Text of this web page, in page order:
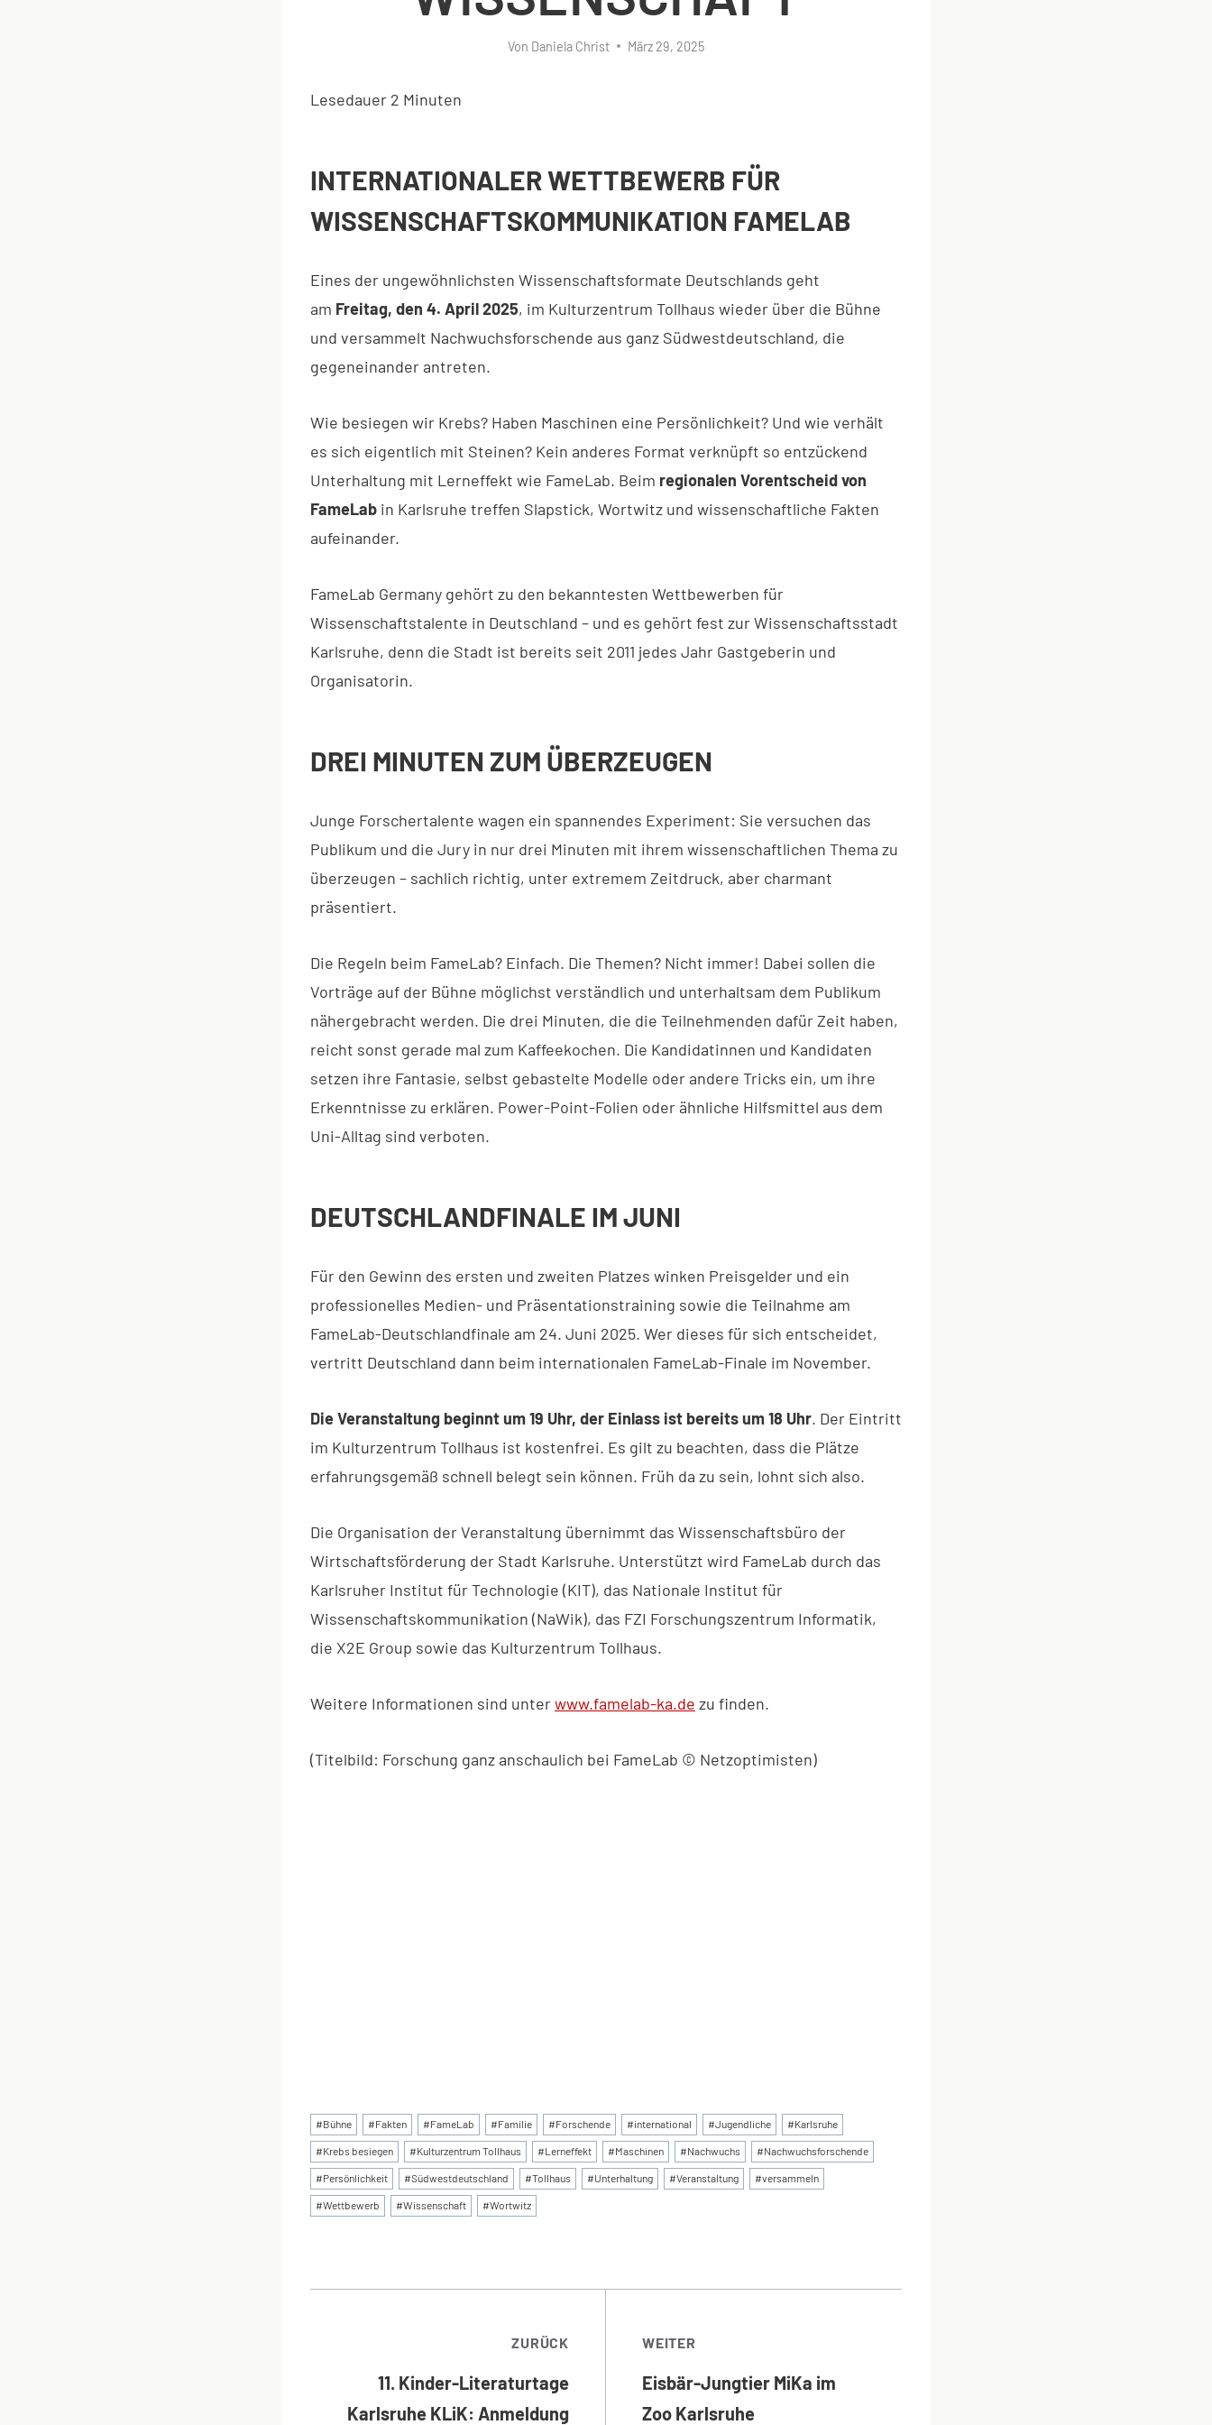
Von Daniela Christ März 29, 2025
Lesedauer 2 Minuten
INTERNATIONALER WETTBEWERB FÜR
WISSENSCHAFTSKOMMUNIKATION FAMELAB
Eines der ungewöhnlichsten Wissenschaftsformate Deutschlands geht
am Freitag, den 4. April 2025, im Kulturzentrum Tollhaus wieder über die Bühne
und versammelt Nachwuchsforschende aus ganz Südwestdeutschland, die
gegeneinander antreten.
Wie besiegen wir Krebs? Haben Maschinen eine Persönlichkeit? Und wie verhält
es sich eigentlich mit Steinen? Kein anderes Format verknüpft so entzückend
Unterhaltung mit Lerneffekt wie FameLab. Beim regionalen Vorentscheid von
FameLab in Karlsruhe treffen Slapstick, Wortwitz und wissenschaftliche Fakten
aufeinander.
FameLab Germany gehört zu den bekanntesten Wettbewerben für
Wissenschaftstalente in Deutschland – und es gehört fest zur Wissenschaftsstadt
Karlsruhe, denn die Stadt ist bereits seit 2011 jedes Jahr Gastgeberin und
Organisatorin.
DREI MINUTEN ZUM ÜBERZEUGEN
Junge Forschertalente wagen ein spannendes Experiment: Sie versuchen das
Publikum und die Jury in nur drei Minuten mit ihrem wissenschaftlichen Thema zu
überzeugen – sachlich richtig, unter extremem Zeitdruck, aber charmant
präsentiert.
Die Regeln beim FameLab? Einfach. Die Themen? Nicht immer! Dabei sollen die
Vorträge auf der Bühne möglichst verständlich und unterhaltsam dem Publikum
nähergebracht werden. Die drei Minuten, die die Teilnehmenden dafür Zeit haben,
reicht sonst gerade mal zum Kaffeekochen. Die Kandidatinnen und Kandidaten
setzen ihre Fantasie, selbst gebastelte Modelle oder andere Tricks ein, um ihre
Erkenntnisse zu erklären. Power-Point-Folien oder ähnliche Hilfsmittel aus dem
Uni-Alltag sind verboten.
DEUTSCHLANDFINALE IM JUNI
Für den Gewinn des ersten und zweiten Platzes winken Preisgelder und ein
professionelles Medien- und Präsentationstraining sowie die Teilnahme am
FameLab-Deutschlandfinale am 24. Juni 2025. Wer dieses für sich entscheidet,
vertritt Deutschland dann beim internationalen FameLab-Finale im November.
Die Veranstaltung beginnt um 19 Uhr, der Einlass ist bereits um 18 Uhr. Der Eintritt
im Kulturzentrum Tollhaus ist kostenfrei. Es gilt zu beachten, dass die Plätze
erfahrungsgemäß schnell belegt sein können. Früh da zu sein, lohnt sich also.
Die Organisation der Veranstaltung übernimmt das Wissenschaftsbüro der
Wirtschaftsförderung der Stadt Karlsruhe. Unterstützt wird FameLab durch das
Karlsruher Institut für Technologie (KIT), das Nationale Institut für
Wissenschaftskommunikation (NaWik), das FZI Forschungszentrum Informatik,
die X2E Group sowie das Kulturzentrum Tollhaus.
Weitere Informationen sind unterwww.famelab-ka.de zu finden.
(Titelbild: Forschung ganz anschaulich bei FameLab © Netzoptimisten)
Schlagworte:
#Bühne #Fakten #FameLab #Familie #Forschende #international #Jugendliche #Karlsruhe
#Krebs besiegen #Kulturzentrum Tollhaus #Lerneffekt #Maschinen #Nachwuchs #Nachwuchsforschende
#Persönlichkeit #Südwestdeutschland #Tollhaus #Unterhaltung #Veranstaltung #versammeln
#Wettbewerb #Wissenschaft #Wortwitz
BEITRAGSNAVIGATION
ZURÜCK
11. Kinder-Literaturtage
Karlsruhe KLiK: Anmeldung
WEITER
Eisbär-Jungtier MiKa im
Zoo Karlsruhe